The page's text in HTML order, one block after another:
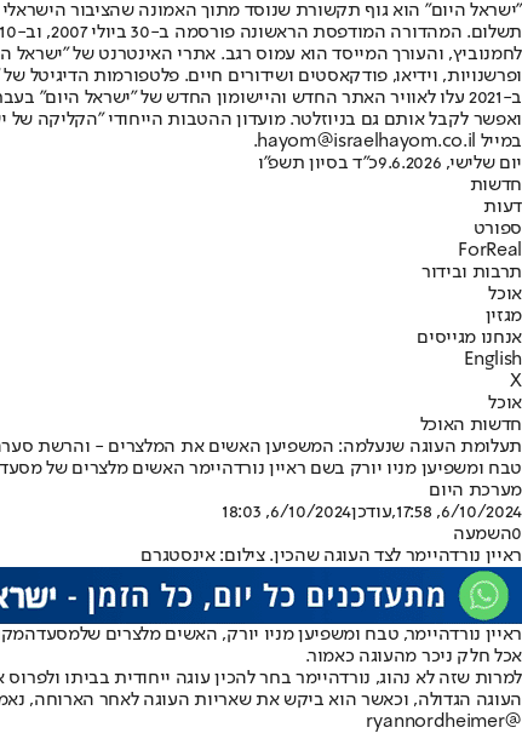
"ישראל היום" הוא גוף תקשורת שנוסד מתוך האמונה שהציבור הישראלי
ופרשנויות, וידיאו, פודקאסטים ושידורים חיים. פלטפורמות הדיגיטל
ב-2021 עלו לאוויר האתר החדש והיישומון החדש של "ישראל
ואפשר לקבל אותם גם בניוזלטר. מועדון ההטבות הייחודי "הקליקה
במייל hayom@israelhayom.co.il.
יום שלישי, 9.6.2026
כ"ד בסיון תשפ"ו
חדשות
דעות
ספורט
ForReal
תרבות ובידור
אוכל
מגזין
אנחנו מגייסים
English
X
אוכל
חדשות האוכל
תעלומת העוגה שנעלמה: המשפיען האשים את המלצרים - והרשת
טבח ומשפיען מניו יורק בשם ראיין נורדהיימר האשים מלצרים של
מערכת היום
6/10/2024, 17:58
,עודכן6/10/2024, 18:03
0השמעה
ראיין נורדהיימר לצד העוגה שהכין. צילום: אינסטגרם
ראיין נורדהיימר, טבח ומשפיען מניו יורק, האשים מלצרים שלמסעדה
אכל חלק ניכר מהעוגה כאמור.
למרות שזה לא נהוג, נורדהיימר בחר להכין עוגה ייחודית בביתו
העוגה הגדולה, וכאשר הוא ביקש את שאריות העוגה לאחר הארוחה,
@ryannordheimer